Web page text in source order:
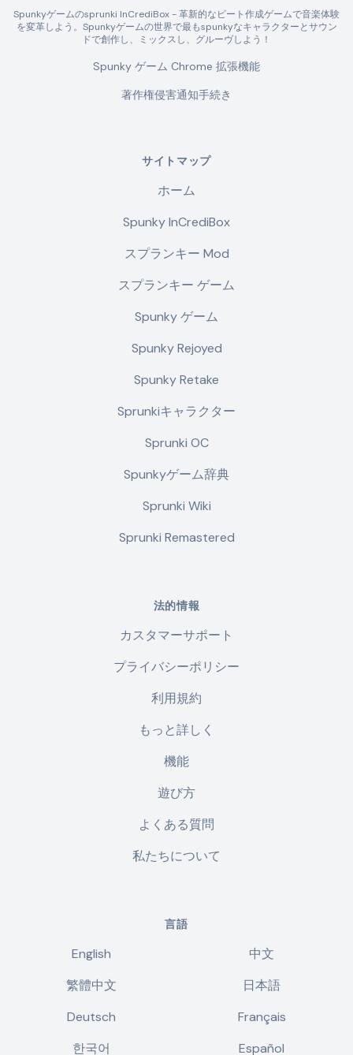
Spunkyゲームのsprunki InCrediBox - 革新的なビート作成ゲームで音楽体験
を変革しよう。Spunkyゲームの世界で最もspunkyなキャラクターとサウン
ドで創作し、ミックスし、グルーヴしよう！
Spunky ゲーム Chrome 拡張機能
著作権侵害通知手続き
サイトマップ
ホーム
Spunky InCrediBox
スプランキー Mod
スプランキー ゲーム
Spunky ゲーム
Spunky Rejoyed
Spunky Retake
Sprunkiキャラクター
Sprunki OC
Spunkyゲーム辞典
Sprunki Wiki
Sprunki Remastered
法的情報
カスタマーサポート
プライバシーポリシー
利用規約
もっと詳しく
機能
遊び方
よくある質問
私たちについて
言語
English
中文
繁體中文
日本語
Deutsch
Français
한국어
Español